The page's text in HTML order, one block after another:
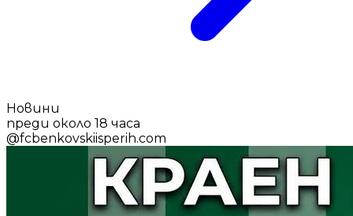
Новини
преди около 18 часа
@fcbenkovskiisperih.com